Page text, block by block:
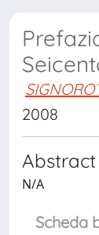
2008
Abstract
N/A
Scheda